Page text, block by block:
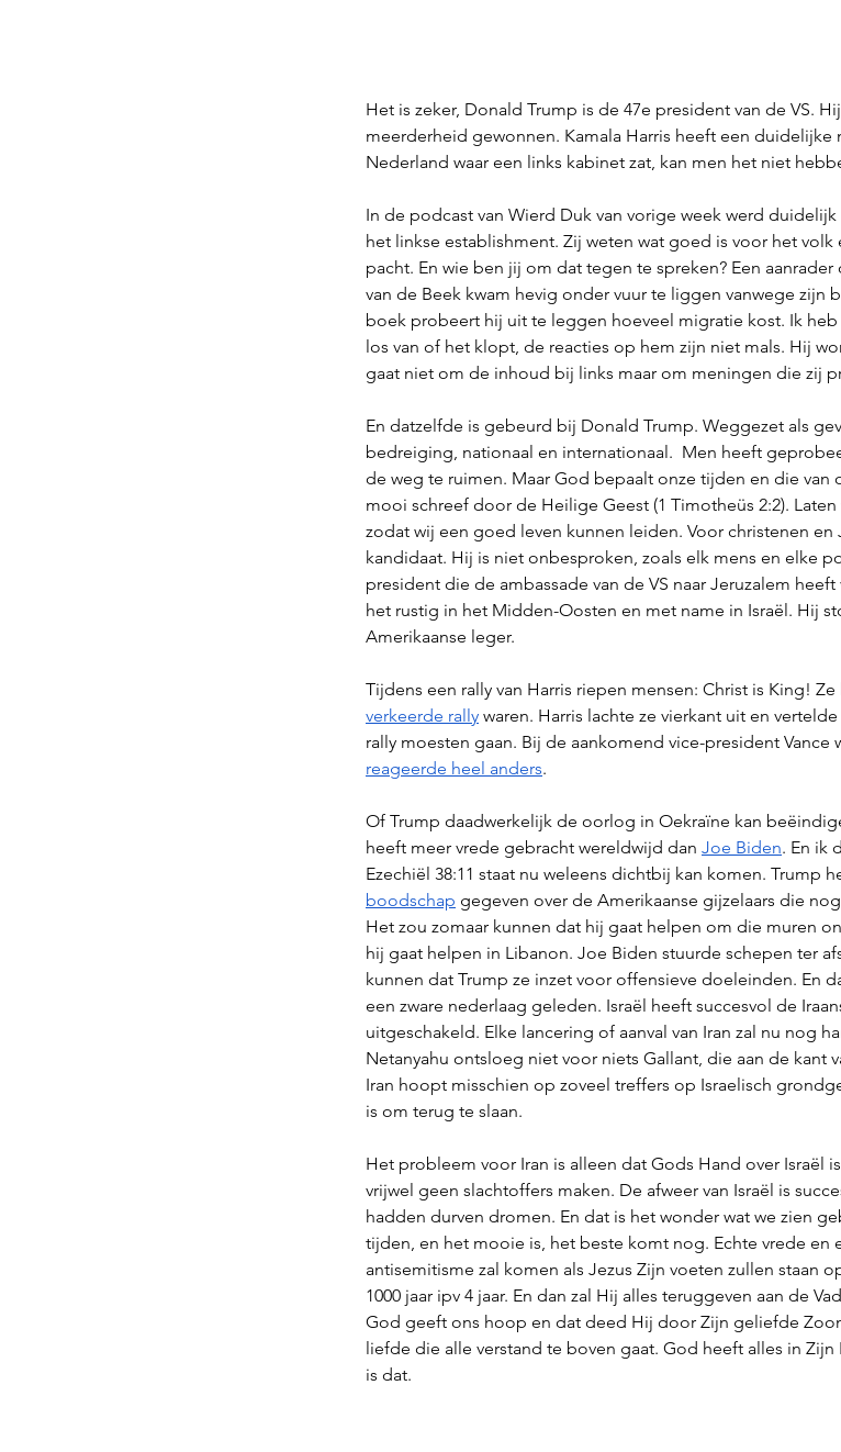
Het is zeker, Donald Trump is de 47e president van de VS.
meerderheid gewonnen. Kamala Harris heeft een duidelijke
Nederland waar een links kabinet zat, kan men het niet
In de podcast van Wierd Duk van vorige week werd
het linkse establishment. Zij weten wat goed is voor het
pacht. En wie ben jij om dat tegen te spreken? Een
van de Beek kwam hevig onder vuur te liggen vanwege zijn
boek probeert hij uit te leggen hoeveel migratie kost. Ik
los van of het klopt, de reacties op hem zijn niet mals. Hij
gaat niet om de inhoud bij links maar om meningen die zij
En datzelfde is gebeurd bij Donald Trump. Weggezet als
bedreiging, nationaal en internationaal.  Men heeft
de weg te ruimen. Maar God bepaalt onze tijden en die van
mooi schreef door de Heilige Geest (1 Timotheüs 2:2).
zodat wij een goed leven kunnen leiden. Voor christenen en
kandidaat. Hij is niet onbesproken, zoals elk mens en elke
president die de ambassade van de VS naar Jeruzalem
het rustig in het Midden-Oosten en met name in Israël. Hij
Amerikaanse leger.
Tijdens een rally van Harris riepen mensen: Christ is King!
verkeerde rally waren. Harris lachte ze vierkant uit en
rally moesten gaan. Bij de aankomend vice-president
reageerde heel anders.
Of Trump daadwerkelijk de oorlog in Oekraïne kan
heeft meer vrede gebracht wereldwijd dan Joe Biden. En ik
Ezechiël 38:11 staat nu weleens dichtbij kan komen. Trump
boodschap gegeven over de Amerikaanse gijzelaars die
Het zou zomaar kunnen dat hij gaat helpen om die muren
hij gaat helpen in Libanon. Joe Biden stuurde schepen ter
kunnen dat Trump ze inzet voor offensieve doeleinden. En
een zware nederlaag geleden. Israël heeft succesvol de
uitgeschakeld. Elke lancering of aanval van Iran zal nu nog
Netanyahu ontsloeg niet voor niets Gallant, die aan de kant
Iran hoopt misschien op zoveel treffers op Israelisch
is om terug te slaan.
Het probleem voor Iran is alleen dat Gods Hand over Israël
vrijwel geen slachtoffers maken. De afweer van Israël is
hadden durven dromen. En dat is het wonder wat we zien
tijden, en het mooie is, het beste komt nog. Echte vrede en
antisemitisme zal komen als Jezus Zijn voeten zullen staan
1000 jaar ipv 4 jaar. En dan zal Hij alles teruggeven aan de
God geeft ons hoop en dat deed Hij door Zijn geliefde
liefde die alle verstand te boven gaat. God heeft alles in
is dat.